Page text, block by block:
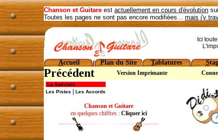
Chanson et Guitare est actuellement en cours d'évolution
Toutes les pages ne sont pas encore modifiées... mais j'y
Ici
Accueil Plan du Site Tablatures S
Précédent Version Imprimante
La Spéciale
Les Pistes
Les Accords
Chanson et Guitare
en quelques chiffres : Cliquer ici